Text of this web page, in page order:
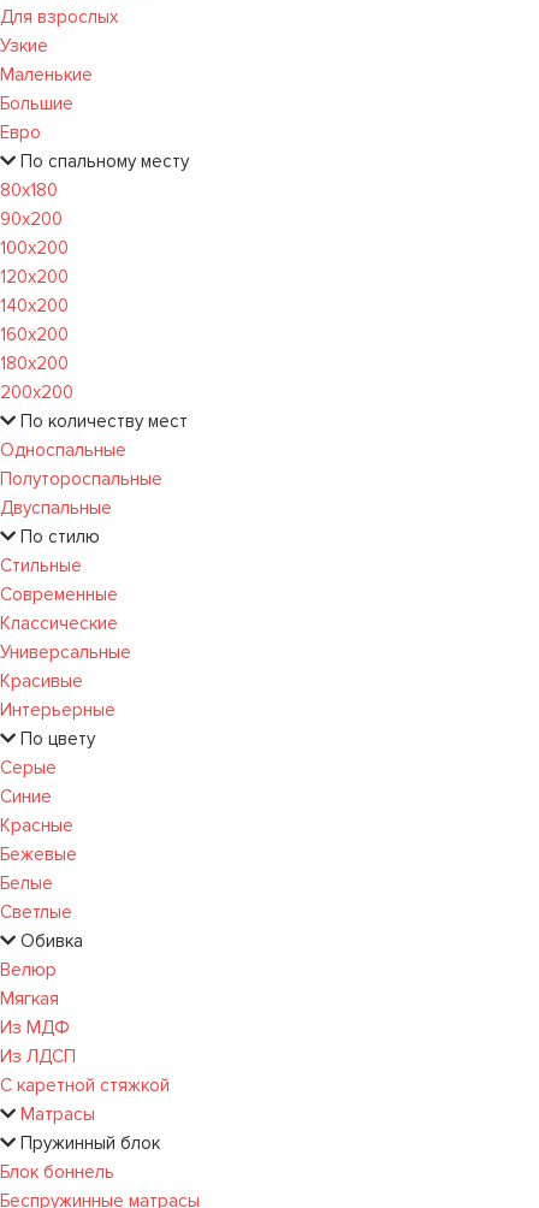
Для взрослых
Узкие
Маленькие
Большие
Евро
По спальному месту
80х180
90х200
100х200
120x200
140х200
160х200
180х200
200х200
По количеству мест
Односпальные
Полутороспальные
Двуспальные
По стилю
Стильные
Современные
Классические
Универсальные
Красивые
Интерьерные
По цвету
Серые
Синие
Красные
Бежевые
Белые
Светлые
Обивка
Велюр
Мягкая
Из МДФ
Из ЛДСП
С каретной стяжкой
Матрасы
Пружинный блок
Блок боннель
Беспружинные матрасы